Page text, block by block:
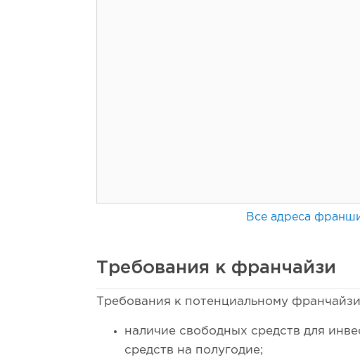
Все адреса
Требования к франчайзи
Требования к потенциальному
наличие свободных средств для
средств на полугодие;